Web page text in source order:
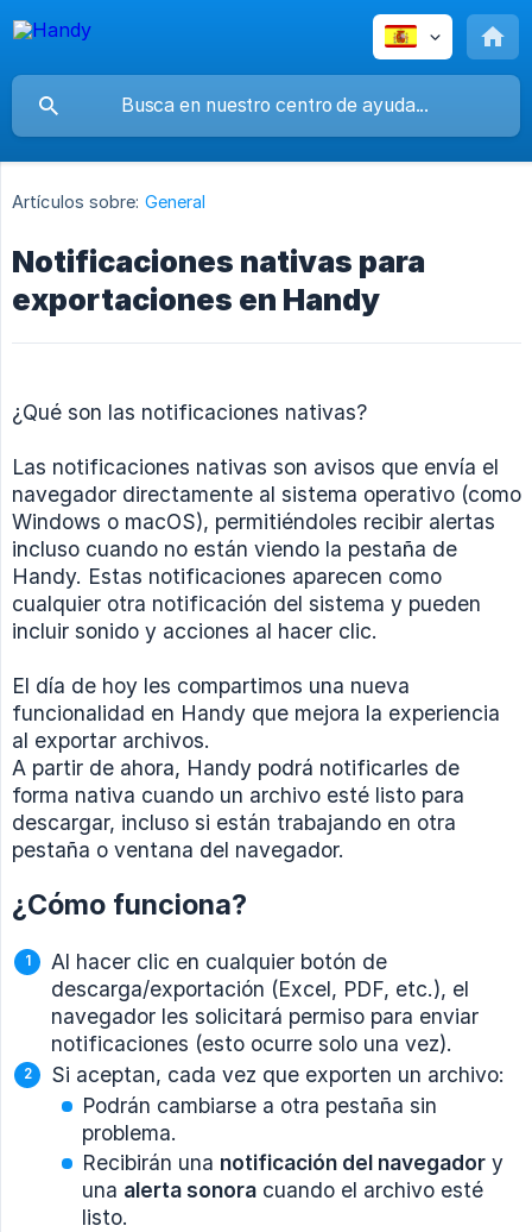
Artículos sobre: General
Notificaciones nativas para
exportaciones en Handy
¿Qué son las notificaciones nativas?
Las notificaciones nativas son avisos que envía el
navegador directamente al sistema operativo (como
Windows o macOS), permitiéndoles recibir alertas
incluso cuando no están viendo la pestaña de
Handy. Estas notificaciones aparecen como
cualquier otra notificación del sistema y pueden
incluir sonido y acciones al hacer clic.
El día de hoy les compartimos una nueva
funcionalidad en Handy que mejora la experiencia
al exportar archivos.
A partir de ahora, Handy podrá notificarles de
forma nativa cuando un archivo esté listo para
descargar, incluso si están trabajando en otra
pestaña o ventana del navegador.
¿Cómo funciona?
Al hacer clic en cualquier botón de
descarga/exportación (Excel, PDF, etc.), el
navegador les solicitará permiso para enviar
notificaciones (esto ocurre solo una vez).
Si aceptan, cada vez que exporten un archivo:
Podrán cambiarse a otra pestaña sin
problema.
Recibirán una notificación del navegador y
una alerta sonora cuando el archivo esté
listo.